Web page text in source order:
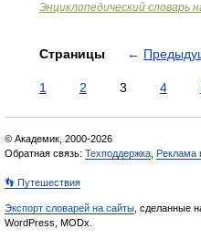
Энциклопедический словарь
Страницы ←
1 2 3 4
© Академик, 2000-2026
Обратная связь: Техподдержка Реклама
👣 Путешествия
Экспорт словарей на сайты , сделанные
WordPress, MODx.